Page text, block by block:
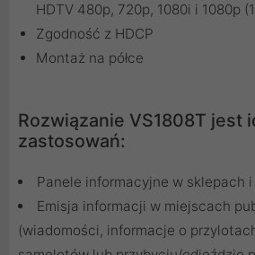
HDTV 480p, 720p, 1080i i 1080p
Zgodność z HDCP
Montaż na półce
Rozwiązanie VS1808T jest
zastosowań:
Panele informacyjne w sklepach
Emisja informacji w miejscach
(wiadomości, informacje o